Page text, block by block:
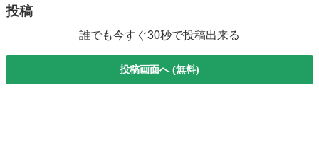
投稿
誰でも今すぐ30秒で投稿出来る
投稿画面へ (無料)